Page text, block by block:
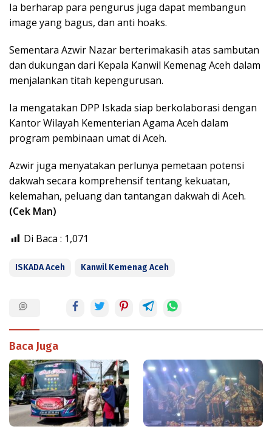
Ia berharap para pengurus juga dapat membangun
image yang bagus, dan anti hoaks.
Sementara Azwir Nazar berterimakasih atas sambutan
dan dukungan dari Kepala Kanwil Kemenag Aceh dalam
menjalankan titah kepengurusan.
Ia mengatakan DPP Iskada siap berkolaborasi dengan
Kantor Wilayah Kementerian Agama Aceh dalam
program pembinaan umat di Aceh.
Azwir juga menyatakan perlunya pemetaan potensi
dakwah secara komprehensif tentang kekuatan,
kelemahan, peluang dan tantangan dakwah di Aceh.
(Cek Man)
Di Baca : 1,071
ISKADA Aceh Kanwil Kemenag Aceh
Baca Juga